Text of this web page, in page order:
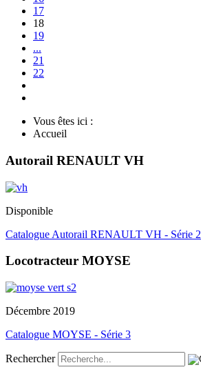
17
18
19
...
21
22
Vous êtes ici :
Accueil
Autorail RENAULT VH
Disponible
Catalogue Autorail RENAULT VH - Série 2
Locotracteur MOYSE
Décembre 2019
Catalogue MOYSE - Série 3
Rechercher